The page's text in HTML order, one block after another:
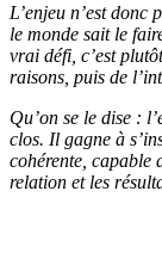
L’enjeu n’est donc
le monde sait le
vrai défi, c’est
raisons, puis de
Qu’on se le dise :
clos. Il gagne à
cohérente, capable
relation et les